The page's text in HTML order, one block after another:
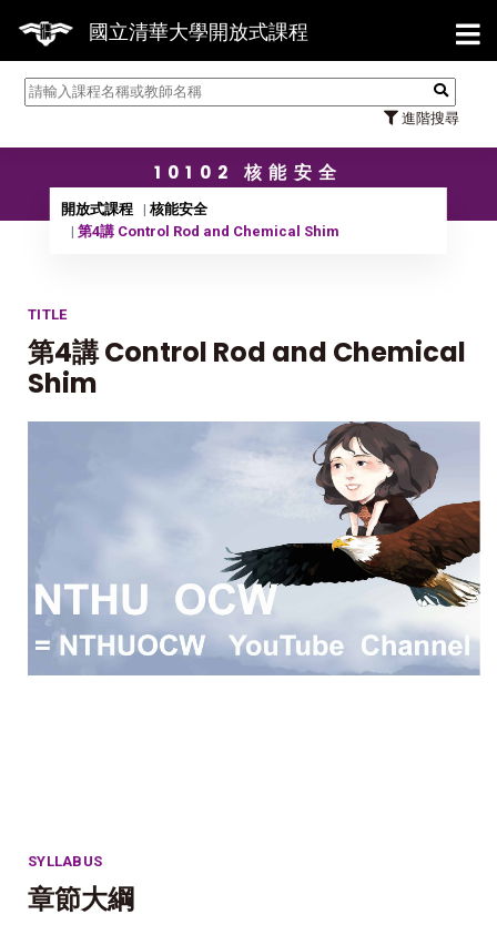
國立清華大學開放式課程
進階搜尋
【
10102 核能安全
開放式課程
核能安全
第4講 Control Rod and Chemical Shim
TITLE
第4講 Control Rod and Chemical
Shim
SYLLABUS
章節大綱